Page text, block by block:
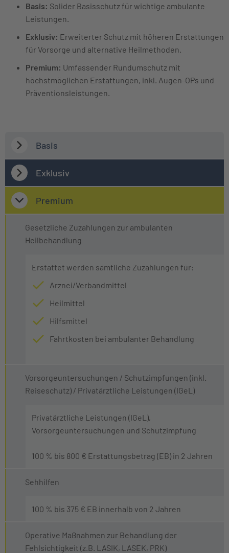
Basis: Solider Basisschutz für wichtige ambulante
Leistungen.
Exklusiv: Erweiterter Schutz mit höheren Erstattungen
für Vorsorge und alternative Heilmethoden.
Premium: Umfassender Rundumschutz mit
höchstmöglichen Erstattungen, inkl. Augen-OPs und
Präventionsleistungen.
Basis
Exklusiv
Premium
Gesetzliche Zuzahlungen zur ambulanten
Heilbehandlung
Erstattet werden sämtliche Zuzahlungen für:
Arznei/Verbandmittel
Heilmittel
Hilfsmittel
Fahrtkosten bei ambulanter Behandlung
Vorsorgeuntersuchungen / Schutzimpfungen (inkl.
Reiseschutz) / Privatärztliche Leistungen (IGeL)
Privatärztliche Leistungen (IGeL),
Vorsorgeuntersuchungen und Schutzimpfung
100 % bis 800 € Erstattungsbetrag (EB) in 2 Jahren
Sehhilfen
100 % bis 375 € EB innerhalb von 2 Jahren
Operative Maßnahmen zur Behandlung der
Fehlsichtigkeit (z.B. LASIK, LASEK, PRK)